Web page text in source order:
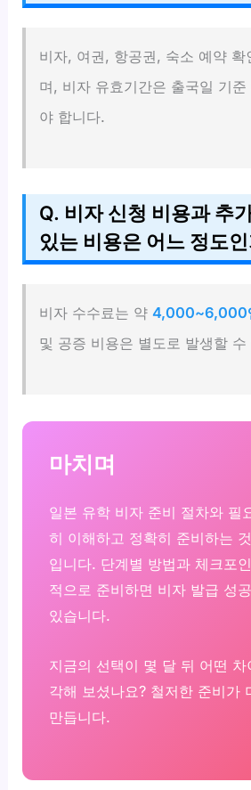
비자, 여권, 항공권, 숙소 예약 확
며, 비자 유효기간은 출국일 기준
야 합니다.
Q. 비자 신청 비용과 추
있는 비용은 어느 정도
비자 수수료는 약4,000~6,000
및 공증 비용은 별도로 발생할 수
마치며
일본 유학 비자 준비 절차와 필
히 이해하고 정확히 준비하는
입니다. 단계별 방법과 체크포
적으로 준비하면 비자 발급 성
있습니다.
지금의 선택이 몇 달 뒤 어떤 차
각해 보셨나요? 철저한 준비가
만듭니다.